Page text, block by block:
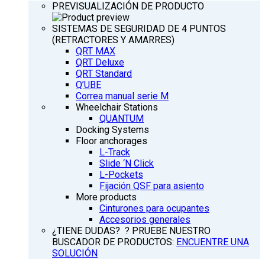
PREVISUALIZACIÓN DE PRODUCTO
SISTEMAS DE SEGURIDAD DE 4 PUNTOS
(RETRACTORES Y AMARRES)
QRT MAX
QRT Deluxe
QRT Standard
Q’UBE
Correa manual serie M
Wheelchair Stations
QUANTUM
Docking Systems
Floor anchorages
L-Track
Slide ‘N Click
L-Pockets
Fijación QSF para asiento
More products
Cinturones para ocupantes
Accesorios generales
¿TIENE DUDAS? ? PRUEBE NUESTRO
BUSCADOR DE PRODUCTOS: ENCUENTRE UNA
SOLUCIÓN